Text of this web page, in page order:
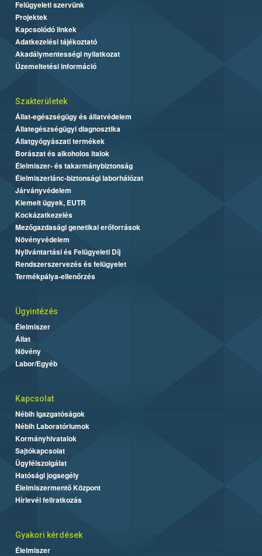
Felügyeleti szervünk
Projektek
Kapcsolódó linkek
Adatkezelési tájékoztató
Akadálymentességi nyilatkozat
Üzemeltetési információ
Szakterületek
Állat-egészségügy és állatvédelem
Állategészségügyi diagnosztika
Állatgyógyászati termékek
Borászat és alkoholos italok
Élelmiszer- és takarmánybiztonság
Élelmiszerlánc-biztonsági laborhálózat
Járványvédelem
Kiemelt ügyek, EUTR
Kockázatkezelés
Mezőgazdasági genetikai erőforrások
Növényvédelem
Nyilvántartási és Felügyeleti Díj
Rendszerszervezés és felügyelet
Termékpálya-ellenőrzés
Ügyintézés
Élelmiszer
Állat
Növény
Labor/Egyéb
Kapcsolat
Nébih Igazgatóságok
Nébih Laboratóriumok
Kormányhivatalok
Sajtókapcsolat
Ügyfélszolgálat
Hatósági jogsegély
Élelmiszermentő Központ
Hírlevél feliratkozás
Gyakori kérdések
Élelmiszer